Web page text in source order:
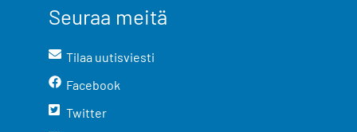
Seuraa meitä
Tilaa uutisviesti
Facebook
Twitter